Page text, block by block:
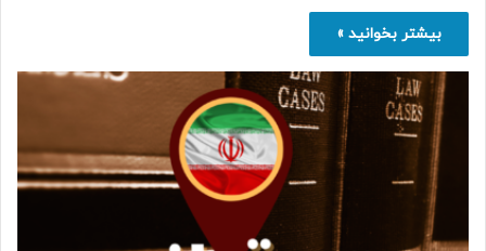
بیشتر بخوانید »